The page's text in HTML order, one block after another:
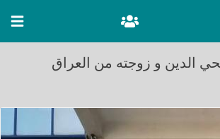
الدين و زوجته من العراق